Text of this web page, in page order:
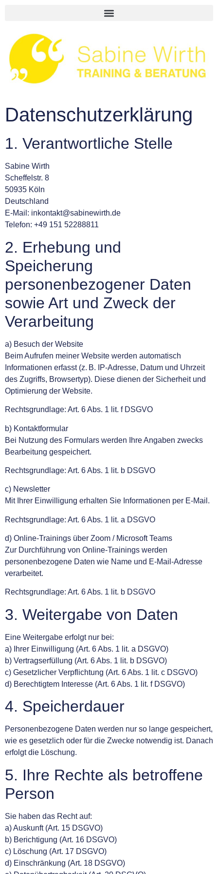
Datenschutzerklärung
1. Verantwortliche Stelle
Sabine Wirth
Scheffelstr. 8
50935 Köln
Deutschland
E-Mail: inkontakt@sabinewirth.de
Telefon: +49 151 52288811
2. Erhebung und
Speicherung
personenbezogener Daten
sowie Art und Zweck der
Verarbeitung
a) Besuch der Website
Beim Aufrufen meiner Website werden automatisch
Informationen erfasst (z. B. IP-Adresse, Datum und Uhrzeit
des Zugriffs, Browsertyp). Diese dienen der Sicherheit und
Optimierung der Website.
Rechtsgrundlage: Art. 6 Abs. 1 lit. f DSGVO
b) Kontaktformular
Bei Nutzung des Formulars werden Ihre Angaben zwecks
Bearbeitung gespeichert.
Rechtsgrundlage: Art. 6 Abs. 1 lit. b DSGVO
c) Newsletter
Mit Ihrer Einwilligung erhalten Sie Informationen per E-Mail.
Rechtsgrundlage: Art. 6 Abs. 1 lit. a DSGVO
d) Online-Trainings über Zoom / Microsoft Teams
Zur Durchführung von Online-Trainings werden
personenbezogene Daten wie Name und E-Mail-Adresse
verarbeitet.
Rechtsgrundlage: Art. 6 Abs. 1 lit. b DSGVO
3. Weitergabe von Daten
Eine Weitergabe erfolgt nur bei:
a) Ihrer Einwilligung (Art. 6 Abs. 1 lit. a DSGVO)
b) Vertragserfüllung (Art. 6 Abs. 1 lit. b DSGVO)
c) Gesetzlicher Verpflichtung (Art. 6 Abs. 1 lit. c DSGVO)
d) Berechtigtem Interesse (Art. 6 Abs. 1 lit. f DSGVO)
4. Speicherdauer
Personenbezogene Daten werden nur so lange gespeichert,
wie es gesetzlich oder für die Zwecke notwendig ist. Danach
erfolgt die Löschung.
5. Ihre Rechte als betroffene
Person
Sie haben das Recht auf:
a) Auskunft (Art. 15 DSGVO)
b) Berichtigung (Art. 16 DSGVO)
c) Löschung (Art. 17 DSGVO)
d) Einschränkung (Art. 18 DSGVO)